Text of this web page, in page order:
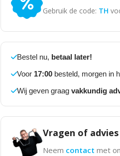
Gebruik de code: TH
Bestel nu, betaal later!
Voor 17:00besteld, morgen in
Wij geven graag vakkundig
Vragen of
Neem contact met